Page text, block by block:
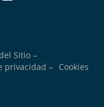
Sitio –
privacidad – Cookies